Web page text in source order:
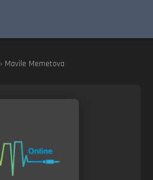
› Mavile Memetova